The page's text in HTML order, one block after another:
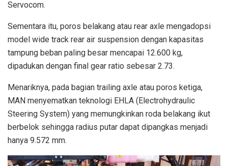
Servocom.
Sementara itu, poros belakang atau rear axle mengadopsi
model wide track rear air suspension dengan kapasitas
tampung beban paling besar mencapai 12.600 kg,
dipadukan dengan final gear ratio sebesar 2.73.
Menariknya, pada bagian trailing axle atau poros ketiga,
MAN menyematkan teknologi EHLA (Electrohydraulic
Steering System) yang memungkinkan roda belakang ikut
berbelok sehingga radius putar dapat dipangkas menjadi
hanya 9.572 mm.